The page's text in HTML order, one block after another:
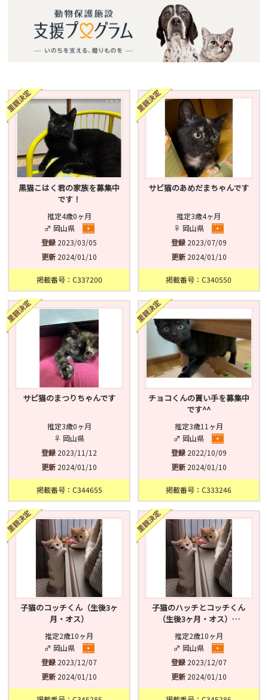
黒猫こはく君の家族を募集中
です！
推定4歳0ヶ月
♂ 岡山県
登録 2023/03/05
更新 2024/01/10
掲載番号：C337200
サビ猫のあめだまちゃんです
推定3歳4ヶ月
♀ 岡山県
登録2023/07/09
更新2024/01/10
掲載番号：C340550
サビ猫のまつりちゃんです
推定3歳0ヶ月
♀ 岡山県
登録 2023/11/12
更新 2024/01/10
掲載番号：C344655
チョコくんの貰い手を募集中
です^^
推定3歳11ヶ月
♂ 岡山県
登録2022/10/09
更新2024/01/10
掲載番号：C333246
子猫のコッチくん（生後3ヶ
月・オス）
推定2歳10ヶ月
♂ 岡山県
登録 2023/12/07
更新 2024/01/10
子猫のハッチとコッチくん
（生後3ヶ月・オス）…
推定2歳10ヶ月
♂ 岡山県
登録2023/12/07
更新2024/01/10